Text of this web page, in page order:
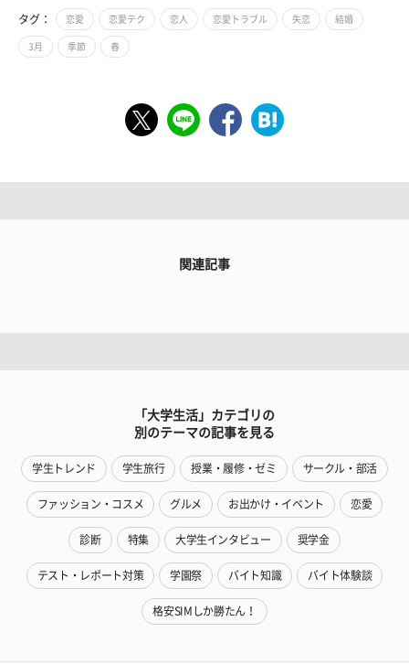
タグ： 恋愛 恋愛テク 恋人 恋愛トラブル 失恋 結婚
3月 季節 春
関連記事
「大学生活」カテゴリの
別のテーマの記事を見る
学生トレンド 学生旅行 授業・履修・ゼミ サークル・部活
ファッション・コスメ グルメ お出かけ・イベント 恋愛
診断 特集 大学生インタビュー 奨学金
テスト・レポート対策 学園祭 バイト知識 バイト体験談
格安SIMしか勝たん！